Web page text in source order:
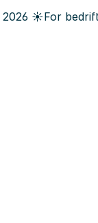
2026 ☀️For